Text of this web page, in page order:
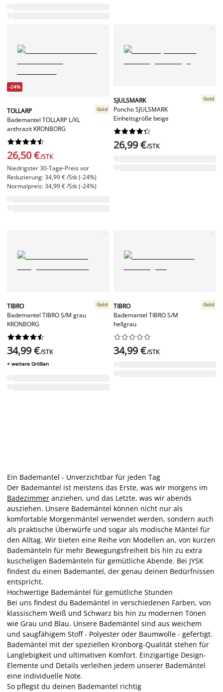
-24%
TOLLARP
Bademantel TOLLARP L/XL
anthrazit KRONBORG
Gold






26,50 €/STK
Niedrigster 30-Tage-Preis vor
Reduzierung: 34,99 € /Stk (-24%)
Normalpreis: 34,99 € /Stk (-24%)
SJULSMARK
Poncho SJULSMARK
Einheitsgröße beige
Gold






26,99 €/STK
TIBRO
Bademantel TIBRO S/M grau
KRONBORG
Gold






34,99 €/STK
+ weitere Größen
TIBRO
Bademantel TIBRO S/M
hellgrau
Gold






34,99 €/STK
Ein Bademantel - Unverzichtbar für jeden Tag
Der Bademantel ist meistens das Erste, was wir morgens im
Badezimmer anziehen, und das Letzte, was wir abends
ausziehen. Unsere Bademäntel können nicht nur als
komfortable Morgenmäntel verwendet werden, sondern auch
als praktische Überwürfe und sogar als modische Mäntel für
den Alltag. Wir bieten eine Reihe von Modellen an, von kurzen
Bademänteln für mehr Bewegungsfreiheit bis hin zu extra
kuscheligen Bademänteln für gemütliche Abende. Bei JYSK
findest du einen Bademantel, der genau deinen Bedürfnissen
entspricht.
Hochwertige Bademäntel für gemütliche Stunden
Bei uns findest du Bademäntel in verschiedenen Farben, von
klassischem Weiß und Schwarz bis hin zu modernen Tönen
wie Grau und Blau. Unsere Bademäntel sind aus weichem
und saugfähigem Stoff - Polyester oder Baumwolle - gefertigt.
Bademäntel mit der speziellen Kronborg-Qualität stehen für
Langlebigkeit und ultimativen Komfort. Einzigartige Design-
Elemente und Details verleihen jedem unserer Bademäntel
eine individuelle Note.
So pflegst du deinen Bademantel richtig